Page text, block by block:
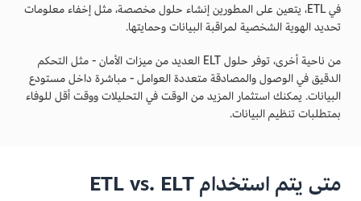
في ETL، يتعين على المطورين إنشاء حلول مخصصة، مثل إخفاء معلومات
تحديد الهوية الشخصية لمراقبة البيانات وحمايتها.
من ناحية أخرى، توفر حلول ELT العديد من ميزات الأمان - مثل التحكم
الدقيق في الوصول والمصادقة متعددة العوامل - مباشرة داخل مستودع
البيانات. يمكنك استثمار المزيد من الوقت في التحليلات ووقت أقل للوفاء
بمتطلبات تنظيم البيانات.
متى يتم استخدام ETL vs. ELT